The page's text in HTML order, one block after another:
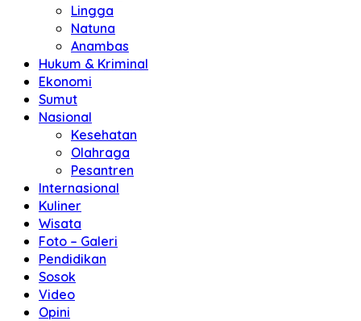
Lingga
Natuna
Anambas
Hukum & Kriminal
Ekonomi
Sumut
Nasional
Kesehatan
Olahraga
Pesantren
Internasional
Kuliner
Wisata
Foto – Galeri
Pendidikan
Sosok
Video
Opini